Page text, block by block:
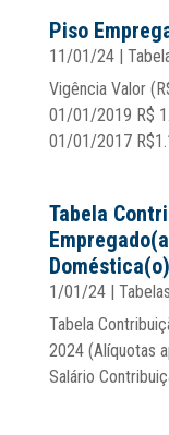
Piso
11/01/24|
Vigência Valor
01/01/2019 R$
01/01/2017
Tabela
1/01/24| Tabelas
Tabela
2024 (Alíquotas
Salário